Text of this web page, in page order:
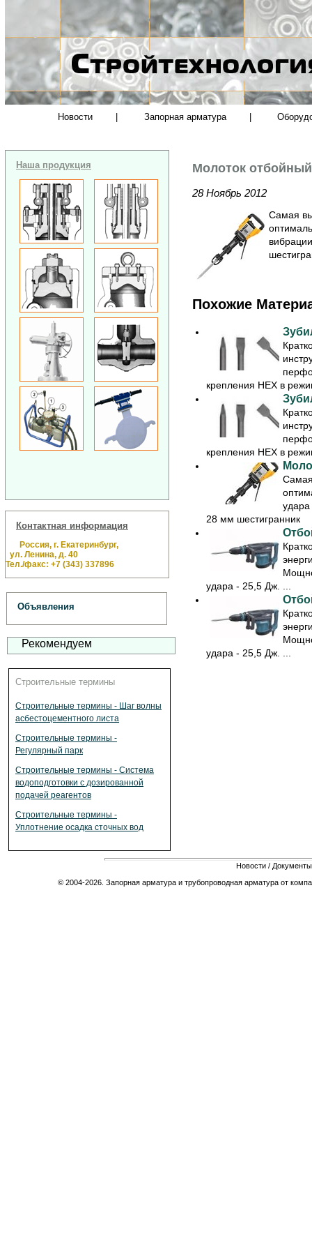
Новости Запорная арматура
Наша продукция
Контактная информация
Россия, г. Екатеринбург,
ул. Ленина, д. 40
Тел./факс: +7 (343) 337896
Объявления
Рекомендуем
Строительные термины
Строительные термины - Шаг волны
асбестоцементного листа
Строительные термины -
Регулярный парк
Строительные термины - Система
водоподготовки с дозированной
подачей реагентов
Строительные термины -
Уплотнение осадка сточных вод
Молоток отбойный
28 Ноябрь 2012
Самая
Похожие
крепления HEX в
крепления HEX в
Самая
28 мм шестигранник
удара - 25,5 Дж. ...
удара - 25,5 Дж. ...
Новости / Документы
© 2004-2026. Запорная арматура и трубопроводная арматура от